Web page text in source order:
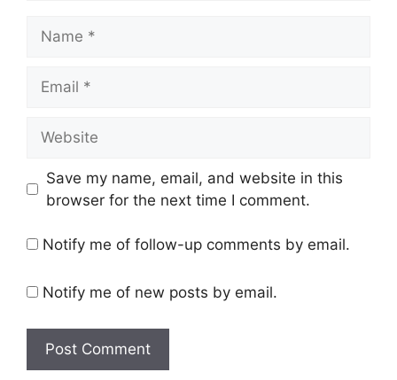
Save my name, email, and website in this
browser for the next time I comment.
Notify me of follow-up comments by email.
Notify me of new posts by email.